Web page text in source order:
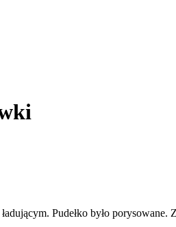
Pudełko było